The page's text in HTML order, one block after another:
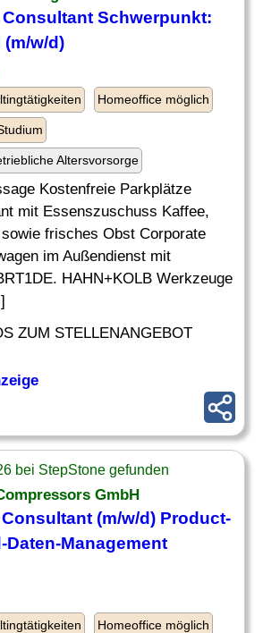
Schwerpunkt:
(m/w/d)
Homeoffice möglich
Altersvorsorge
Kostenfreie Parkplätze
mit Essenszuschuss Kaffee,
frisches Obst Corporate
im Außendienst mit
HAHN+KOLB Werkzeuge
ZUM STELLENANGEBOT
bei StepStone gefunden
GmbH
(m/w/d) Product-
Management
Homeoffice möglich